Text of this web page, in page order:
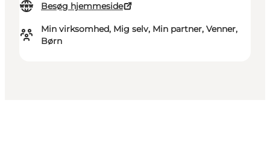
Besøg hjemmeside
Min virksomhed, Mig selv, Min partner, Venner,
Børn